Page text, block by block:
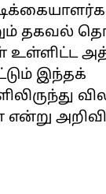
தகவல்
உள்ளிட்ட
இந்தக்